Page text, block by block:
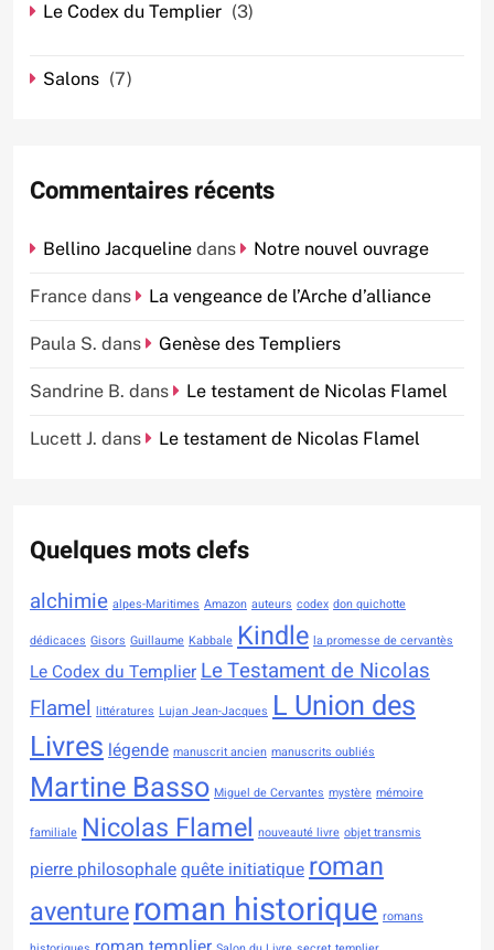
Le Codex du Templier (3)
Salons (7)
Commentaires récents
Bellino Jacqueline dans Notre nouvel ouvrage
France dans La vengeance de l’Arche d’alliance
Paula S. dans Genèse des Templiers
Sandrine B. dans Le testament de Nicolas Flamel
Lucett J. dans Le testament de Nicolas Flamel
Quelques mots clefs
alchimie alpes-Maritimes Amazon auteurs codex don quichotte
dédicaces Gisors Guillaume Kabbale Kindle la promesse de cervantès
Le Codex du TemplierLe Testament de Nicolas
Flamel littératures Lujan Jean-Jacques L Union des
Livreslégende manuscrit ancien manuscrits oubliés
Martine Basso Miguel de Cervantes mystère mémoire
familiale Nicolas Flamel nouveauté livre objet transmis
pierre philosophalequête initiatiqueroman
aventureroman historique romans